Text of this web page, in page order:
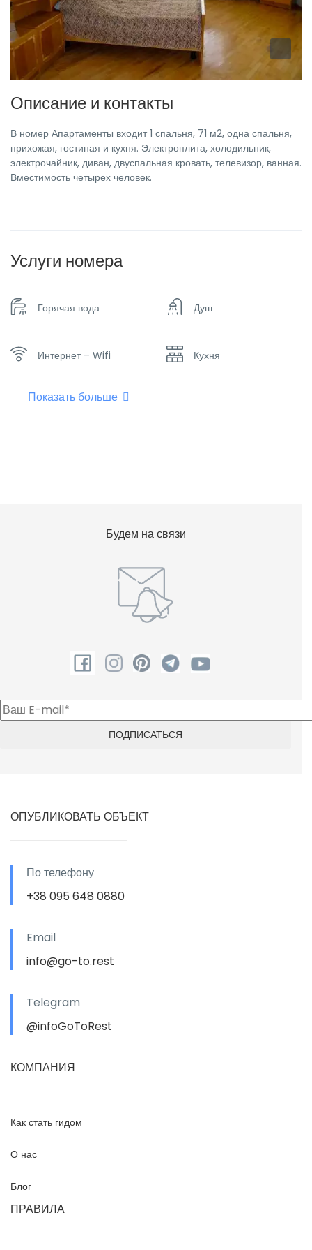
Описание и контакты
В номер Апартаменты входит 1 спальня, 71 м2, одна спальня,
прихожая, гостиная и кухня. Электроплита, холодильник,
электрочайник, диван, двуспальная кровать, телевизор, ванная.
Вместимость четырех человек.
Услуги номера
Горячая вода Душ
Интернет – Wifi Кухня
Отопление
Показать больше
Будем на связи
ОПУБЛИКОВАТЬ ОБЪЕКТ
По телефону
+38 095 648 0880
Email
info@go-to.rest
Telegram
@infoGoToRest
КОМПАНИЯ
Как стать гидом
О нас
Блог
ПРАВИЛА